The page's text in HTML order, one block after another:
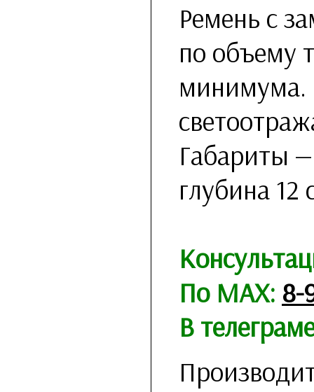
Ремень с
по объему
минимума.
Габариты
глубина 12
По MAX: 8-
В